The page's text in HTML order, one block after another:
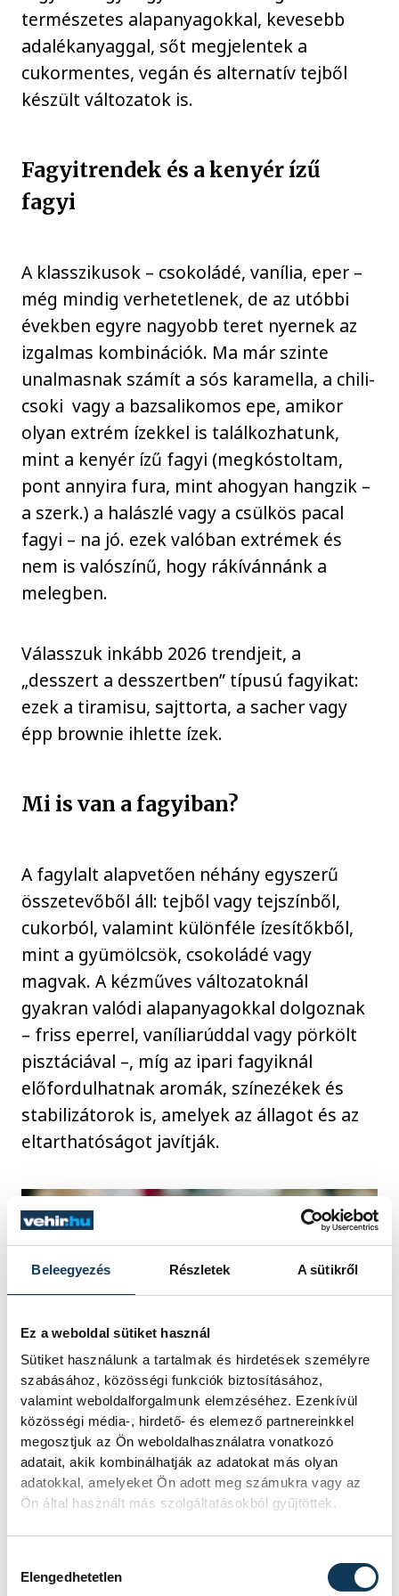
Beleegyezés Részletek A sütikről
Ez a weboldal sütiket használ
Sütiket használunk a tartalmak és hirdetések személyre
szabásához, közösségi funkciók biztosításához,
valamint weboldalforgalmunk elemzéséhez. Ezenkívül
közösségi média-, hirdető- és elemező partnereinkkel
megosztjuk az Ön weboldalhasználatra vonatkozó
adatait, akik kombinálhatják az adatokat más olyan
adatokkal, amelyeket Ön adott meg számukra vagy az
Ön által használt más szolgáltatásokból gyűjtöttek.
Elengedhetetlen
természetes alapanyagokkal, kevesebb
adalékanyaggal, sőt megjelentek a
cukormentes, vegán és alternatív tejből
készült változatok is.
Fagyitrendek és a kenyér ízű
fagyi
A klasszikusok – csokoládé, vanília, eper –
még mindig verhetetlenek, de az utóbbi
években egyre nagyobb teret nyernek az
izgalmas kombinációk. Ma már szinte
unalmasnak számít a sós karamella, a chili-
csoki vagy a bazsalikomos epe, amikor
olyan extrém ízekkel is találkozhatunk,
mint a kenyér ízű fagyi (megkóstoltam,
pont annyira fura, mint ahogyan hangzik –
a szerk.) a halászlé vagy a csülkös pacal
fagyi – na jó. ezek valóban extrémek és
nem is valószínű, hogy rákívánnánk a
melegben.
Válasszuk inkább 2026 trendjeit, a
„desszert a desszertben” típusú fagyikat:
ezek a tiramisu, sajttorta, a sacher vagy
épp brownie ihlette ízek.
Mi is van a fagyiban?
A fagylalt alapvetően néhány egyszerű
összetevőből áll: tejből vagy tejszínből,
cukorból, valamint különféle ízesítőkből,
mint a gyümölcsök, csokoládé vagy
magvak. A kézműves változatoknál
gyakran valódi alapanyagokkal dolgoznak
– friss eperrel, vaníliarúddal vagy pörkölt
pisztáciával –, míg az ipari fagyiknál
előfordulhatnak aromák, színezékek és
stabilizátorok is, amelyek az állagot és az
eltarthatóságot javítják.
A krémes textúrát nemcsak a zsiradék
adja, hanem az a levegő is, amit a
A sorbet ezzel szemben teljesen más